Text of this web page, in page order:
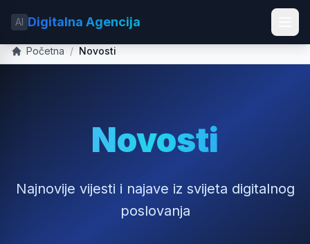
AI Digitalna Agencija
Početna / Novosti
Novosti
Najnovije vijesti i najave iz svijeta digitalnog
poslovanja